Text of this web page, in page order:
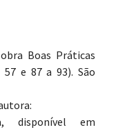
Boas Práticas
e 87 a 93). São
disponível em